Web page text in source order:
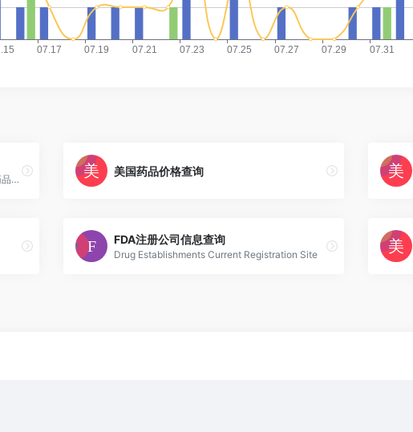
美国食品与药物管理局（FDA）发布的动物药品数据库，可以查询所有FDA批准使用的动物药品信息。
美国药品价格查询
FDA注册公司信息查询
Drug Establishments Current Registration Site